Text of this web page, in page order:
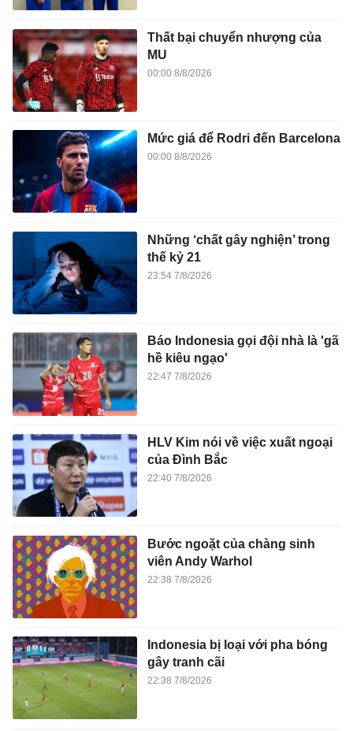
Thất bại chuyển nhượng của
MU
00:00 8/8/2026
Mức giá để Rodri đến Barcelona
00:00 8/8/2026
Những ‘chất gây nghiện’ trong
thế kỷ 21
23:54 7/8/2026
Báo Indonesia gọi đội nhà là 'gã
hề kiêu ngạo'
22:47 7/8/2026
HLV Kim nói về việc xuất ngoại
của Đình Bắc
22:40 7/8/2026
Bước ngoặt của chàng sinh
viên Andy Warhol
22:38 7/8/2026
Indonesia bị loại với pha bóng
gây tranh cãi
22:38 7/8/2026